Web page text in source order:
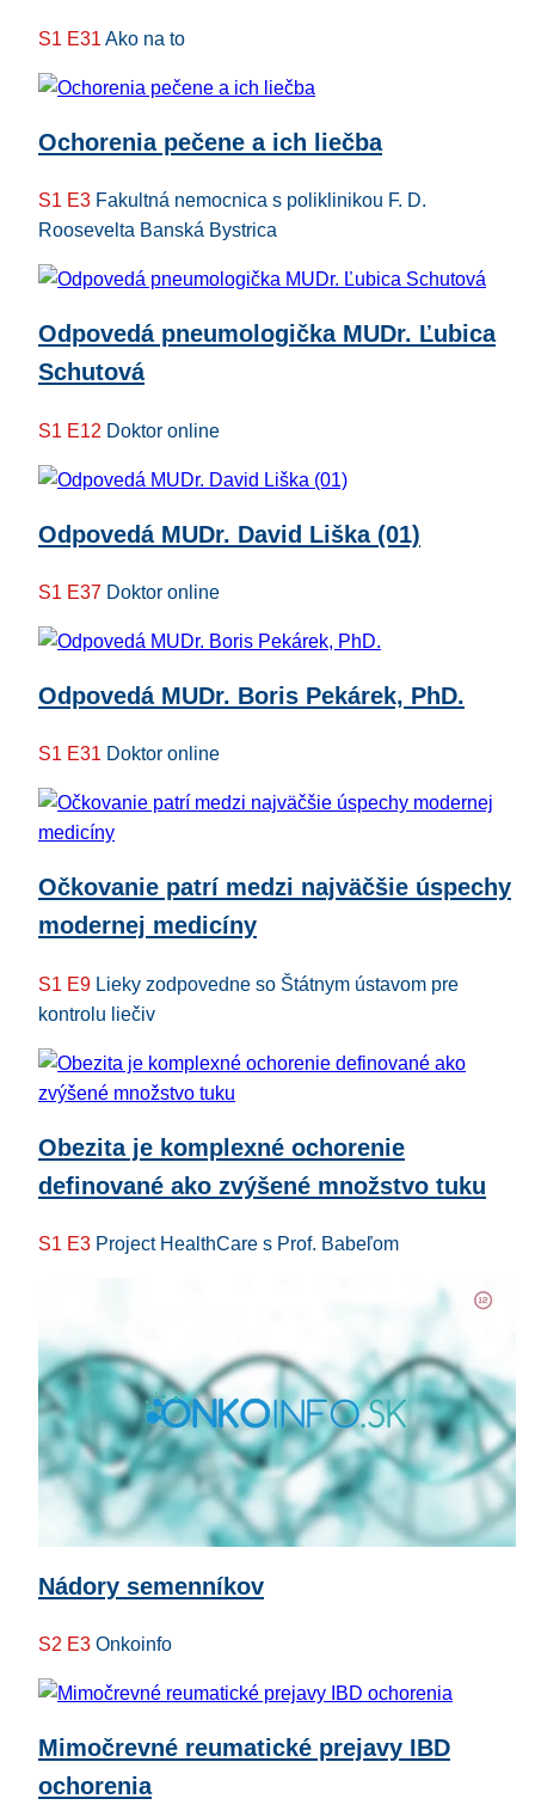
S1 E31 Ako na to
Ochorenia pečene a ich liečba
S1 E3 Fakultná nemocnica s poliklinikou F. D.
Roosevelta Banská Bystrica
Odpovedá pneumologička MUDr. Ľubica
Schutová
S1 E12 Doktor online
Odpovedá MUDr. David Liška (01)
S1 E37 Doktor online
Odpovedá MUDr. Boris Pekárek, PhD.
S1 E31 Doktor online
Očkovanie patrí medzi najväčšie úspechy
modernej medicíny
S1 E9 Lieky zodpovedne so Štátnym ústavom pre
kontrolu liečiv
Obezita je komplexné ochorenie
definované ako zvýšené množstvo tuku
S1 E3 Project HealthCare s Prof. Babeľom
Nádory semenníkov
S2 E3 Onkoinfo
Mimočrevné reumatické prejavy IBD
ochorenia